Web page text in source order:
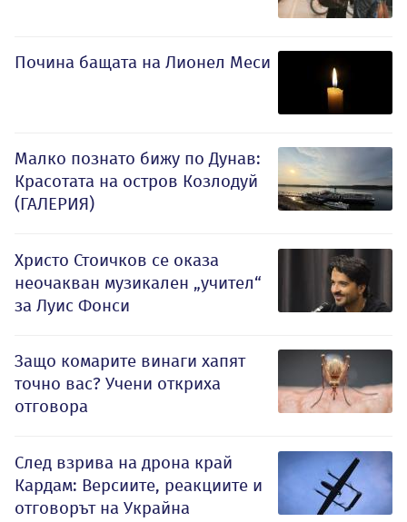
Почина бащата на Лионел Меси
Малко познато бижу по Дунав:
Красотата на остров Козлодуй
(ГАЛЕРИЯ)
Христо Стоичков се оказа
неочакван музикален „учител“
за Луис Фонси
Защо комарите винаги хапят
точно вас? Учени откриха
отговора
След взрива на дрона край
Кардам: Версиите, реакциите и
отговорът на Украйна